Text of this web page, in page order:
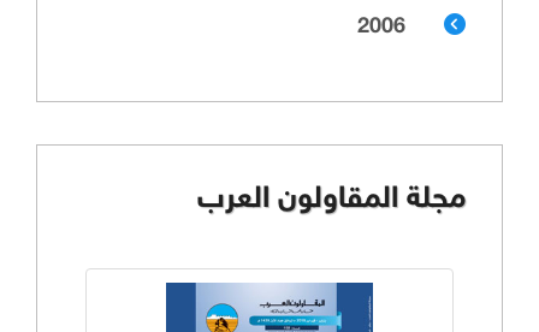
2006
مجلة المقاولون العرب